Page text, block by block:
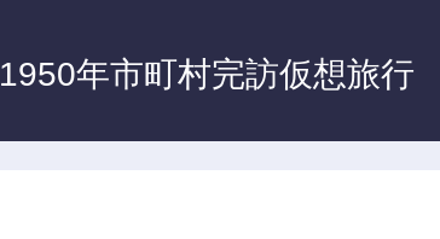
1950年市町村完訪仮想旅行